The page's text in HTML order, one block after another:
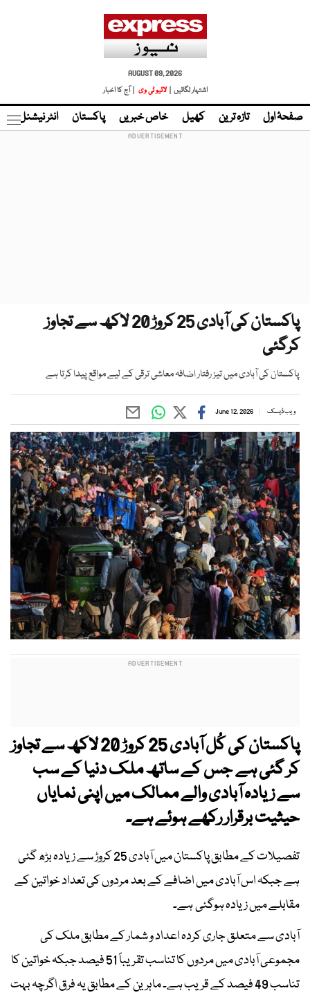
AUGUST 09, 2026
اشتہار لگائیں |
لائیو ٹی وی | آج کا اخبار
صفحۂ اول تازہ ترین کھیل خاص خبریں پاکستان انٹر نیشنل
پاکستان کی آبادی 25 کروڑ 20 لاکھ سے تجاوز
کرگئی
پاکستان کی آبادی میں تیز رفتار اضافہ معاشی ترقی کے لیے مواقع پیدا کرتا ہے
ویب ڈیسک June 12, 2026
پاکستان کی کُل آبادی 25 کروڑ 20 لاکھ سے تجاوز
کر گئی ہے جس کے ساتھ ملک دنیا کے سب
سے زیادہ آبادی والے ممالک میں اپنی نمایاں
حیثیت برقرار رکھے ہوئے ہے۔
تفصیلات کے مطابق پاکستان میں آبادی 25 کروڑ سے زیادہ بڑھ گئی
ہے جبکہ اس آبادی میں اضافے کے بعد مردوں کی تعداد خواتین کے
مقابلے میں زیادہ ہوگئی ہے۔
آبادی سے متعلق جاری کردہ اعداد و شمار کے مطابق ملک کی
مجموعی آبادی میں مردوں کا تناسب تقریباً 51 فیصد جبکہ خواتین کا
تناسب 49 فیصد کے قریب ہے۔ ماہرین کے مطابق یہ فرق اگرچہ بہت